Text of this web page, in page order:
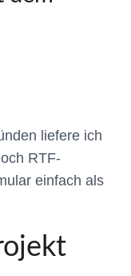
liefere ich
RTF-
einfach als